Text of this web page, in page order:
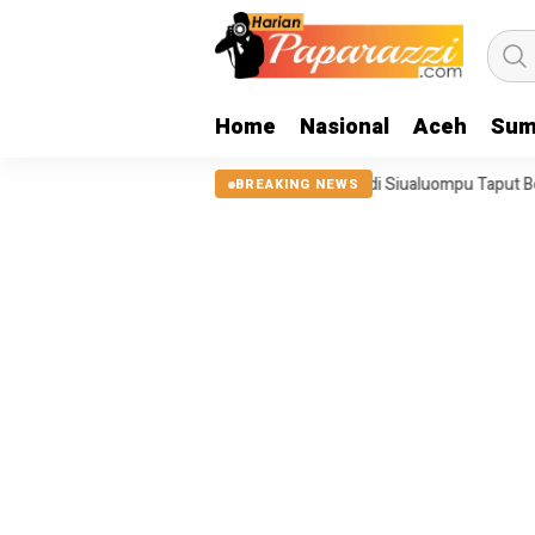
Home Nasional Aceh
BREAKING NEWS
Tanggul Sungai Sigeaon di Siualuompu Taput Belum Diperbaiki